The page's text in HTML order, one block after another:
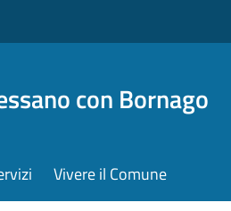
con Bornago
Vivere il Comune